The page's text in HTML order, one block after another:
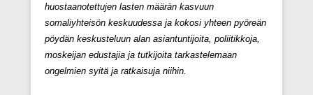
huostaanotettujen lasten määrän kasvuun
somaliyhteisön keskuudessa ja kokosi yhteen pyöreän
pöydän keskusteluun alan asiantuntijoita, poliitikkoja,
moskeijan edustajia ja tutkijoita tarkastelemaan
ongelmien syitä ja ratkaisuja niihin.